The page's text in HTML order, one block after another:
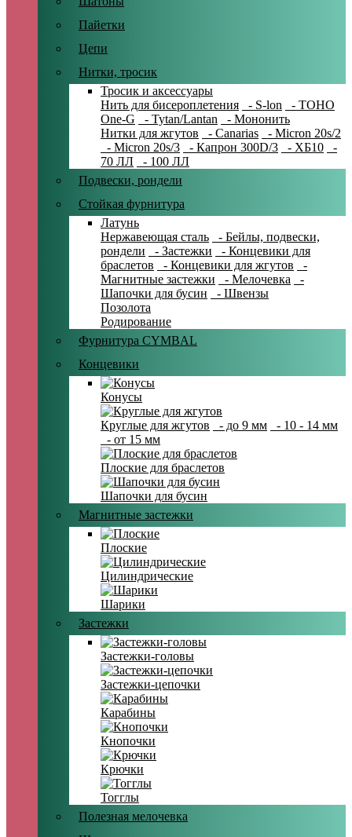
Пайетки
Цепи
Нитки, тросик
Тросик и аксессуары
Нить для бисероплетения
- S-lon
- TOHO
One-G
- Tytan/Lantan
- Мононить
Нитки для жгутов
- Canarias
- Micron 20s/2
- Micron 20s/3
- Капрон 300D/3 - ХБ10
-
70 ЛЛ
- 100 ЛЛ
Подвески, рондели
Стойкая фурнитура
Латунь
Нержавеющая сталь
- Бейлы, подвески,
рондели
- Застежки
- Концевики для
браслетов
- Концевики для жгутов
-
Магнитные застежки
- Мелочевка
-
Шапочки для бусин
- Швензы
Позолота
Родирование
Фурнитура CYMBAL
Концевики
Конусы
Круглые для жгутов - до 9 мм
- 10 - 14 мм
- от 15 мм
Плоские для браслетов
Шапочки для бусин
Магнитные застежки
Плоские
Цилиндрические
Шарики
Застежки
Застежки-головы
Застежки-цепочки
Карабины
Кнопочки
Крючки
Тогглы
Полезная мелочевка